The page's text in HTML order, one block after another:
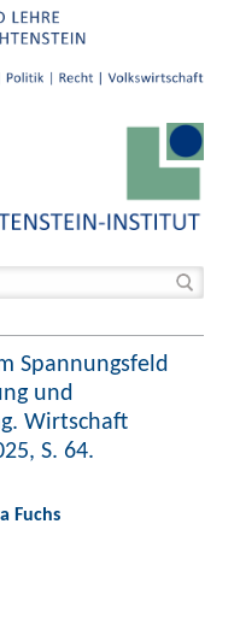
Spannungsfeld
und
Wirtschaft
S. 64.
Fuchs